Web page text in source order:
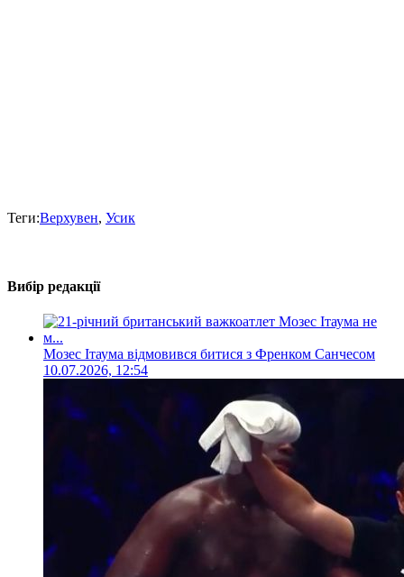
Теги:Верхувен, Усик
Вибір редакції
Мозес Ітаума відмовився битися з Френком Санчесом
10.07.2026, 12:54